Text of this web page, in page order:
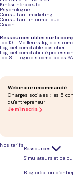
Kinésithérapeute
Psychologue
Consultant marketing
Consultant informatique
Coach
Ressources utiles sur la
Top 10 - Meilleurs logiciels
Logiciel comptable pas cher
Logiciel comptabilité
Top 8 - Logiciels comptables
Webinaire recommandé
Charges sociales : les 5
qu'entrepreneur
Je m'inscris
Nos tarifs
Ressources
Simulateurs et
Blog création
Chaque poste est détaillé ci-
Quels sont
une SARL ?